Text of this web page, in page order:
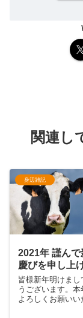
関連し
身辺雑記
2021年 謹ん
慶びを申し上
皆様新年明けまし
うございます。
よろしくお願いい